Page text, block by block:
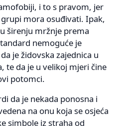
i to s pravom, jer
mora osuđivati. Ipak,
širenju mržnje prema
nemoguće je
je židovska zajednica u
te da je u velikoj mjeri čine
potomci.
da je nekada ponosna i
na onu koja se osjeća
simbole iz straha od